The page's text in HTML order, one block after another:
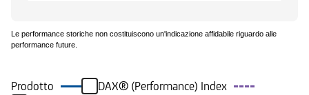
Le performance storiche non costituiscono un'indicazione affidabile riguardo alle
performance future.
Prodotto
DAX® (Performance) Index